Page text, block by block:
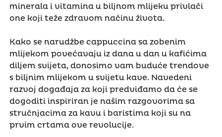
minerala i vitamina u biljnom mlijeku privlači
one koji teže zdravom načinu života.
Kako se narudžbe cappuccina sa zobenim
mlijekom povećavaju iz dana u dan u kafićima
diljem svijeta, donosimo vam buduće trendove
s biljnim mlijekom u svijetu kave. Navedeni
razvoj događaja za koji predviđamo da će se
dogoditi inspiriran je našim razgovorima sa
stručnjacima za kavu i baristima koji su na
prvim crtama ove revolucije.